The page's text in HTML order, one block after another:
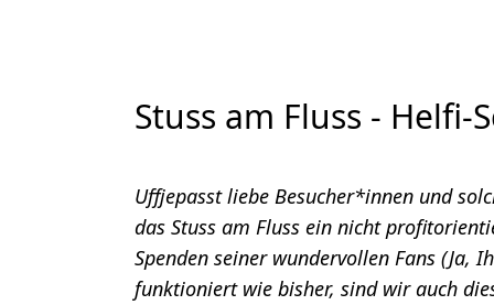
Stuss am Fluss - Helfi-
Uffjepasst liebe Besucher*innen und
das Stuss am Fluss ein nicht
Spenden seiner wundervollen Fans (Ja,
funktioniert wie bisher, sind wir auch